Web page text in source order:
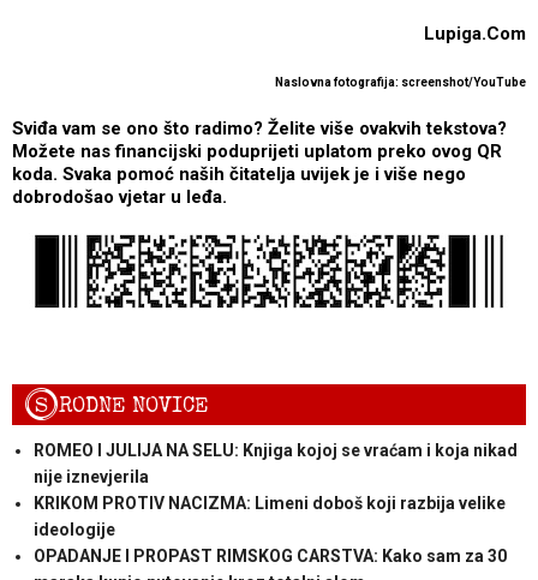
Lupiga.Com
Naslovna fotografija: screenshot/YouTube
Sviđa vam se ono što radimo? Želite više ovakvih tekstova?
Možete nas financijski poduprijeti uplatom preko ovog QR
koda. Svaka pomoć naših čitatelja uvijek je i više nego
dobrodošao vjetar u leđa.
SRODNE NOVICE
ROMEO I JULIJA NA SELU: Knjiga kojoj se vraćam i koja nikad
nije iznevjerila
KRIKOM PROTIV NACIZMA: Limeni doboš koji razbija velike
ideologije
OPADANJE I PROPAST RIMSKOG CARSTVA: Kako sam za 30